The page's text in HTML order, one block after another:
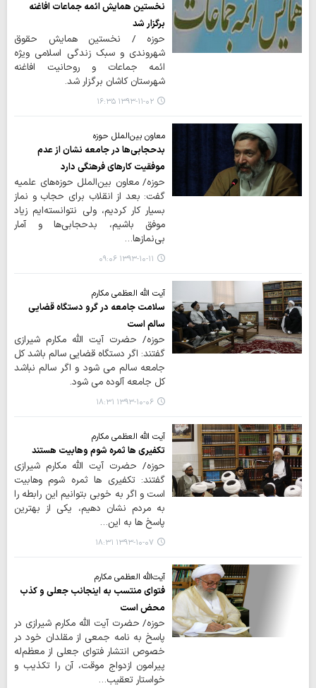
نخستین همایش ائمه جماعات افاغنه
برگزار شد
حوزه / نخستین همایش حقوق
شهروندی و سبک زندگی اسلامی ویژه
ائمه جماعات و روحانیت افاغنه
شهرستان کاشان برگزار شد.
۱۳۹۳-۱۱-۰۲ ۱۶:۳۵
معاون بین‌الملل حوزه‌
بد‌حجابی‌ها در جامعه نشان از عدم
موفقیت کارهای فرهنگی دارد
حوزه/ معاون بین‌الملل حوزه‌های علمیه
گفت: بعد از انقلاب برای حجاب و نماز
بسیار کار کردیم، ولی نتوانسته‌ایم زیاد
موفق باشیم، بد‌حجابی‌ها و آمار
بی‌نمازها…
۱۳۹۳-۱۰-۱۱ ۰۹:۰۶
آیت الله العظمی مکارم
سلامت جامعه در گرو دستگاه قضایی
سالم است
حوزه/ حضرت آیت الله مکارم شیرازی
گفتند: اگر دستگاه قضایی سالم باشد کل
جامعه سالم می شود و اگر سالم نباشد
کل جامعه آلوده می شود.
۱۳۹۳-۱۰-۰۶ ۱۸:۳۱
آیت الله العظمی مکارم
تکفیری ها ثمره شوم وهابیت هستند
حوزه/ حضرت آیت الله مکارم شیرازی
گفتند: تکفیری ها ثمره شوم وهابیت
است و اگر به خوبی بتوانیم این رابطه را
به مردم نشان دهیم، یکی از بهترین
پاسخ ها به این…
۱۳۹۳-۱۰-۰۷ ۱۸:۳۱
آیت‌الله العظمی مکارم
فتوای منتسب به اینجانب جعلی و کذب
محض است
حوزه/ حضرت آیت الله مکارم شیرازی در
پاسخ به نامه جمعی از مقلدان خود در
خصوص انتشار فتوای جعلی از معظم‌له
پیرامون ازدواج موقت، آن را تکذیب و
خواستار تعقیب…